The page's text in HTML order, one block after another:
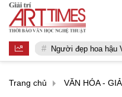
Người đẹp hoa hậu
Trang chủ VĂN HÓA -